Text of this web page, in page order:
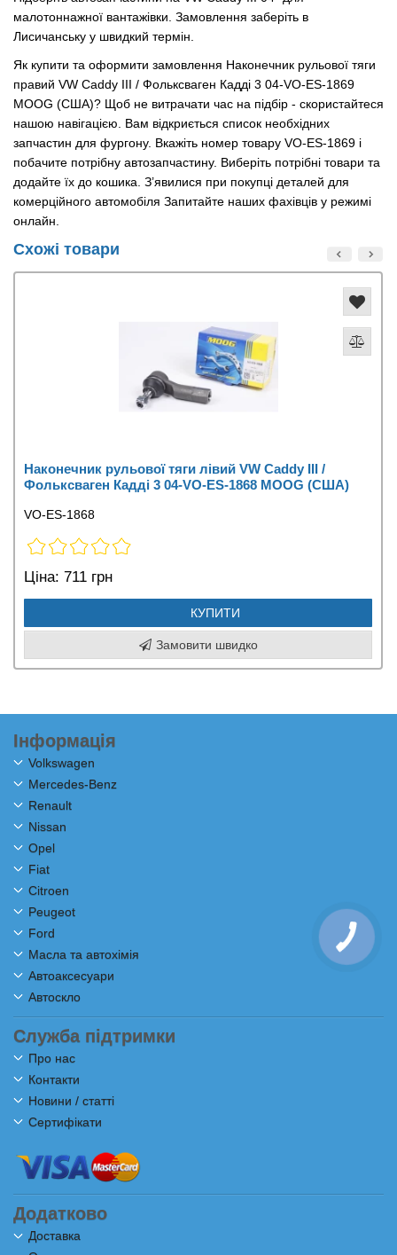
малотоннажної вантажівки. Замовлення заберіть в
Лисичанську у швидкий термін.
Як купити та оформити замовлення Наконечник рульової тяги
правий VW Caddy III / Фольксваген Кадді 3 04-VO-ES-1869
MOOG (США)? Щоб не витрачати час на підбір - скористайтеся
нашою навігацією. Вам відкриється список необхідних
запчастин для фургону. Вкажіть номер товару VO-ES-1869 і
побачите потрібну автозапчастину. Виберіть потрібні товари та
додайте їх до кошика. З’явилися при покупці деталей для
комерційного автомобіля Запитайте наших фахівців у режимі
онлайн.
Схожі товари
Наконечник рульової тяги лівий VW Caddy III /
Фольксваген Кадді 3 04-VO-ES-1868 MOOG (США)
VO-ES-1868
Ціна: 711 грн
КУПИТИ
Замовити швидко
Інформація
Volkswagen
Mercedes-Benz
Renault
Nissan
Opel
Fiat
Citroen
Peugeot
Ford
Масла та автохімія
Автоаксесуари
Автоскло
Служба підтримки
Про нас
Контакти
Новини / статті
Сертифікати
Додатково
Доставка